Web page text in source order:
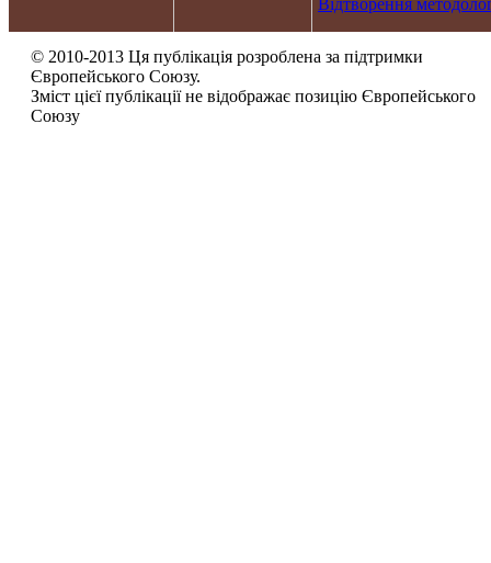
Відтворення
© 2010-2013 Ця публікація розроблена за підтримки
Європейського Союзу.
Зміст цієї публікації не відображає позицію Європейського
Союзу